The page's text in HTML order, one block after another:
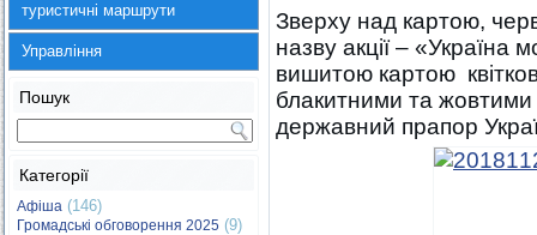
туристичні маршрути
Управління
Пошук
Категорії
Афіша (146)
Громадські обговорення 2025 (9)
Зверху над картою,
назву акції – «Україна
вишитою картою
блакитними та жовтими
державний прапор